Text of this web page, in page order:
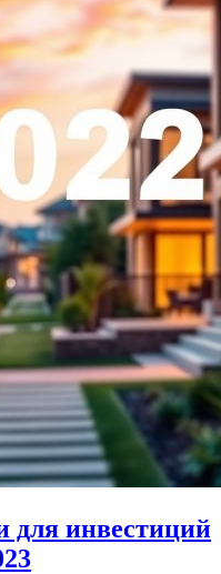
для инвестиций